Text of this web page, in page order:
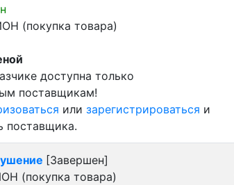
(покупка товара)
доступна только
поставщикам!
или зарегистрироваться и
поставщика.
[Завершен]
(покупка товара)